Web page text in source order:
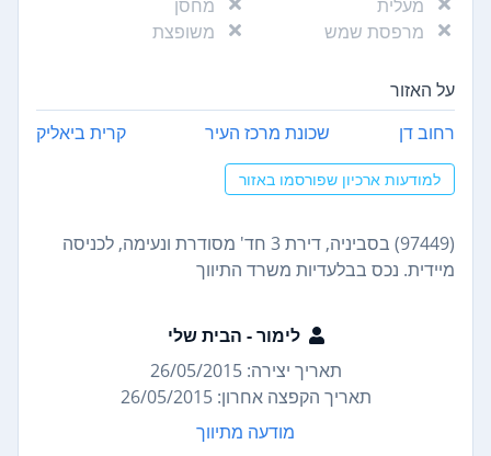
מעלית
מחסן
מרפסת שמש
משופצת
על האזור
רחוב דן שכונת מרכז העיר קרית ביאליק
למודעות ארכיון שפורסמו באזור
(97449) בסביניה, דירת 3 חד' מסודרת ונעימה, לכניסה
מיידית. נכס בבלעדיות משרד התיווך
לימור - הבית שלי
תאריך יצירה: 26/05/2015
תאריך הקפצה אחרון: 26/05/2015
מודעה מתיווך